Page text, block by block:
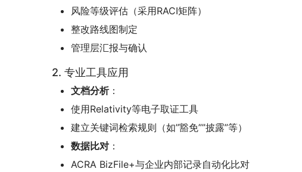
风险等级评估（采用RACI矩阵）
整改路线图制定
管理层汇报与确认
2. 专业工具应用
文档分析：
使用Relativity等电子取证工具
建立关键词检索规则（如”豁免””披露”等）
数据比对 ：
ACRA BizFile+与企业内部记录自动化比对